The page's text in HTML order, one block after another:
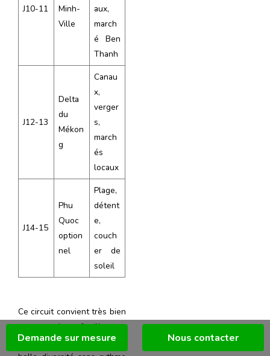
J10-11
Minh-
Ville
aux,
march
é Ben
Thanh
J12-13
Delta
du
Mékon
g
Canau
x,
verger
s,
march
és
locaux
J14-15
Phu
Quoc
option
nel
Plage,
détent
e,
couch
er de
soleil
Ce circuit convient très bien
aux couples, familles et
seniors actifs. Il offre une
Demande sur mesure Nous contacter